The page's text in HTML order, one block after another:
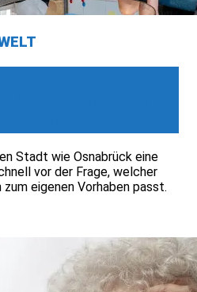
Stadt wie Osnabrück eine
vor der Frage, welcher
eigenen Vorhaben passt.